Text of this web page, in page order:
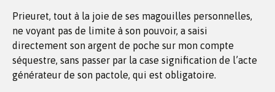
Prieuret, tout à la joie de ses magouilles personnelles,
ne voyant pas de limite à son pouvoir, a saisi
directement son argent de poche sur mon compte
séquestre, sans passer par la case signification de l’acte
générateur de son pactole, qui est obligatoire.